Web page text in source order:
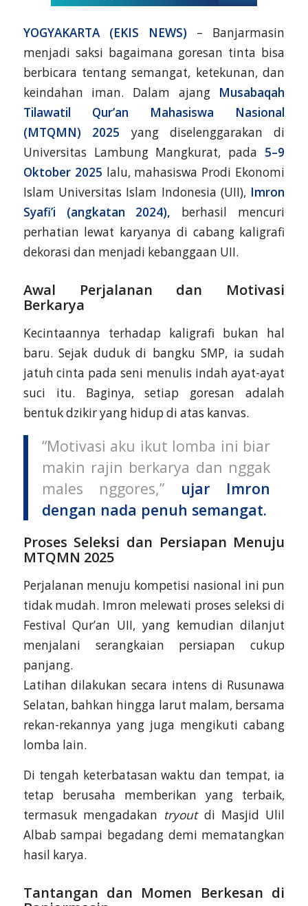
YOGYAKARTA (EKIS NEWS) – Banjarmasin
menjadi saksi bagaimana goresan tinta bisa
berbicara tentang semangat, ketekunan, dan
keindahan iman. Dalam ajang Musabaqah
Tilawatil Qur’an Mahasiswa Nasional
(MTQMN) 2025 yang diselenggarakan di
Universitas Lambung Mangkurat, pada 5–9
Oktober 2025 lalu, mahasiswa Prodi Ekonomi
Islam Universitas Islam Indonesia (UII), Imron
Syafi’i (angkatan 2024), berhasil mencuri
perhatian lewat karyanya di cabang kaligrafi
dekorasi dan menjadi kebanggaan UII.
Awal Perjalanan dan Motivasi
Berkarya
Kecintaannya terhadap kaligrafi bukan hal
baru. Sejak duduk di bangku SMP, ia sudah
jatuh cinta pada seni menulis indah ayat-ayat
suci itu. Baginya, setiap goresan adalah
bentuk dzikir yang hidup di atas kanvas.
“Motivasi aku ikut lomba ini biar
makin rajin berkarya dan nggak
males nggores,” ujar Imron
dengan nada penuh semangat.
Proses Seleksi dan Persiapan Menuju
MTQMN 2025
Perjalanan menuju kompetisi nasional ini pun
tidak mudah. Imron melewati proses seleksi di
Festival Qur’an UII, yang kemudian dilanjut
menjalani serangkaian persiapan cukup
panjang.
Latihan dilakukan secara intens di Rusunawa
Selatan, bahkan hingga larut malam, bersama
rekan-rekannya yang juga mengikuti cabang
lomba lain.
Di tengah keterbatasan waktu dan tempat, ia
tetap berusaha memberikan yang terbaik,
termasuk mengadakan tryoutdi Masjid Ulil
Albab sampai begadang demi mematangkan
hasil karya.
Tantangan dan Momen Berkesan di